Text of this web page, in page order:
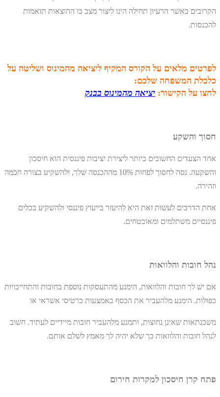
הקרובים כאשר הרעיון תחילה הינו ליצור מצב בו ההוצאות תואמות
להכנסות.
לפרטים מלאים על הקורס המקיף ליציאה מהמינוס ושליטה על
כלכלת המשפחה שלכם:
לחצו על הקישור: יציאה מהמינוס בבנק
חסוך והשקע
אחד הצעדים החשובים ביותר ליצירת יציבות פיננסית הוא חיסכון
והשקעה. נסה לחסוך לפחות 10% מההכנסה שלך, ולהשקיע בצורה חכמה
וזהירה.
אחת הדרכים לעשות זאת היא להיעזר בייעוץ פיננסי ולהשקיע בכלים
פיננסיים משתלמים ומאובטחים.
נהל חובות והלוואות
אם יש לך חובות והלוואות, הימנע מהתעסקות נוספת בחובות והתחייבויות
כפולות. הימנע מלהעביר את הכסף באמצעות כרטיסי אשראי או
משכנתאות שאינן נחוצות, ותמנע מלהעביר חובות מיידיים לעתיד. חשוב
לנהל חובות והלוואות כך שלא יהיה לך מאמץ לשלם אותם.
פתח קרן חיסכון למקרות חירום